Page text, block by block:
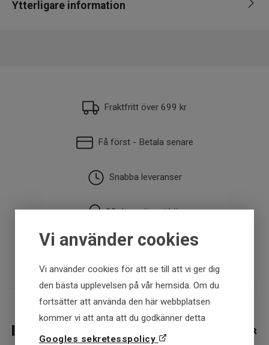
Vi använder cookies
Vi använder cookies för att se till att vi ger dig
den bästa upplevelsen på vår hemsida. Om du
fortsätter att använda den här webbplatsen
kommer vi att anta att du godkänner detta
Googles sekretesspolicy
Ytterligare information
Fraktfritt över 699 kr
Få först - Betala senare
Snabba leveranser
30 dagar öppet köp
Fysisk butik